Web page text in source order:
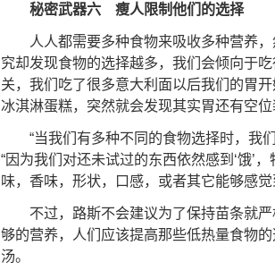
秘密武器六 瘦人限制他们的选择
人人都需要多种食物来吸收多种营养，
究却发现食物的选择越多，我们会倾向于
关，我们吃了很多意大利面以后我们的胃
冰淇淋蛋糕，突然就会发现其实胃还有空
“当我们有多种不同的食物选择时，我们
“因为我们对还未试过的东西依然感到‘饿’
味，香味，形状，口感，或者其它能够感觉
不过，路斯不会建议为了保持苗条就严
够的营养，人们应该提高那些低热量食物
汤。